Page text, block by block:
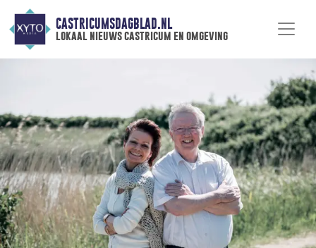
CASTRICUMSDAGBLAD.NL
lokaal nieuws castricum en omgeving